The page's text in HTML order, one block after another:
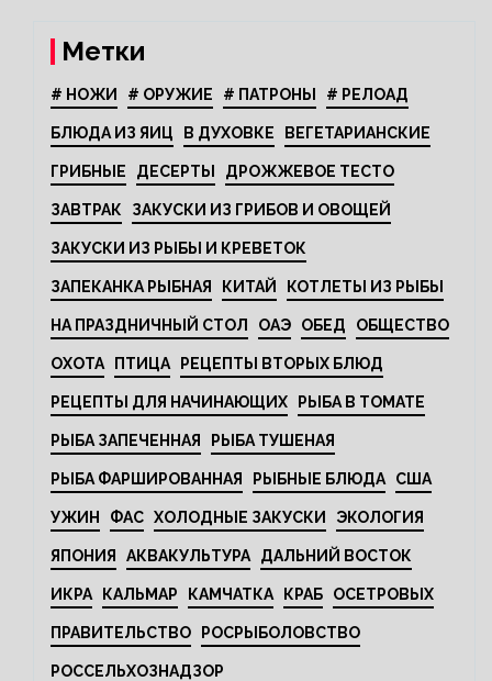
Метки
# НОЖИ # ОРУЖИЕ # ПАТРОНЫ # РЕЛОАД
БЛЮДА ИЗ ЯИЦ В ДУХОВКЕ ВЕГЕТАРИАНСКИЕ
ГРИБНЫЕ ДЕСЕРТЫ ДРОЖЖЕВОЕ ТЕСТО
ЗАВТРАК ЗАКУСКИ ИЗ ГРИБОВ И ОВОЩЕЙ
ЗАКУСКИ ИЗ РЫБЫ И КРЕВЕТОК
ЗАПЕКАНКА РЫБНАЯ КИТАЙ КОТЛЕТЫ ИЗ РЫБЫ
НА ПРАЗДНИЧНЫЙ СТОЛ ОАЭ ОБЕД ОБЩЕСТВО
ОХОТА ПТИЦА РЕЦЕПТЫ ВТОРЫХ БЛЮД
РЕЦЕПТЫ ДЛЯ НАЧИНАЮЩИХ РЫБА В ТОМАТЕ
РЫБА ЗАПЕЧЕННАЯ РЫБА ТУШЕНАЯ
РЫБА ФАРШИРОВАННАЯ РЫБНЫЕ БЛЮДА США
УЖИН ФАС ХОЛОДНЫЕ ЗАКУСКИ ЭКОЛОГИЯ
ЯПОНИЯ АКВАКУЛЬТУРА ДАЛЬНИЙ ВОСТОК
ИКРА КАЛЬМАР КАМЧАТКА КРАБ ОСЕТРОВЫХ
ПРАВИТЕЛЬСТВО РОСРЫБОЛОВСТВО
РОССЕЛЬХОЗНАДЗОР